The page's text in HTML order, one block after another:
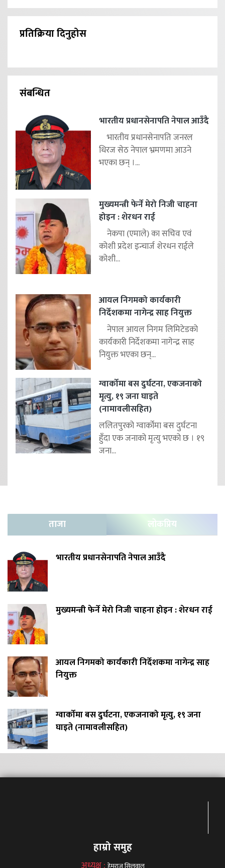
प्रतिक्रिया दिनुहोस
संबन्धित
भारतीय प्रधानसेनापति नेपाल आउँदै
भारतीय प्रधानसेनापति जनरल
धिरज सेठ नेपाल भ्रमणमा आउने
भएका छन् ।...
मुख्यमन्त्री फेर्ने मेरो निजी चाहना
होइन : शेरधन राई
नेकपा (एमाले) का सचिव एवं
कोशी प्रदेश इन्चार्ज शेरधन राईले
कोशी...
आयल निगमको कार्यकारी
निर्देशकमा नागेन्द्र साह नियुक्त
नेपाल आयल निगम लिमिटेडको
कार्यकारी निर्देशकमा नागेन्द्र साह
नियुक्त भएका छन्...
ग्वार्कोमा बस दुर्घटना, एकजनाको
मृत्यु, १९ जना घाइते
(नामावलीसहित)
ललितपुरको ग्वार्कोमा बस दुर्घटना
हुँदा एक जनाको मृत्यु भएको छ । १९
जना...
ताजा लोकप्रिय
भारतीय प्रधानसेनापति नेपाल आउँदै
मुख्यमन्त्री फेर्ने मेरो निजी चाहना होइन : शेरधन राई
आयल निगमको कार्यकारी निर्देशकमा नागेन्द्र साह
नियुक्त
ग्वार्कोमा बस दुर्घटना, एकजनाको मृत्यु, १९ जना
घाइते (नामावलीसहित)
हाम्रो समुह
हेमराज सिलवाल